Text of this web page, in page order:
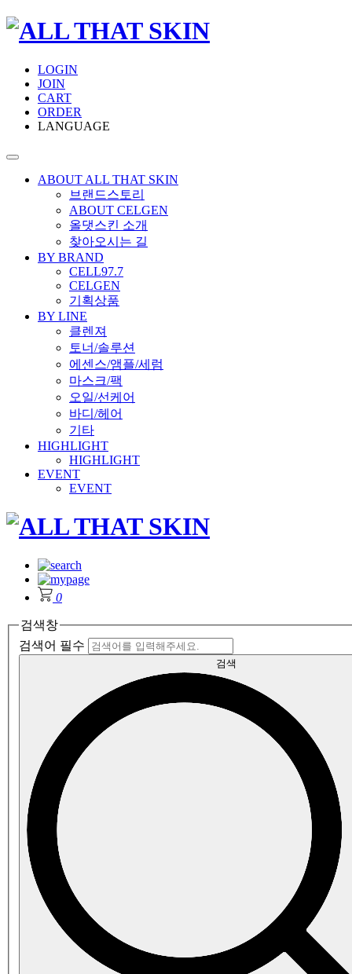
LOGIN
JOIN
CART
ORDER
LANGUAGE
ABOUT ALL THAT SKIN
브랜드스토리
ABOUT CELGEN
올댓스킨 소개
찾아오시는 길
BY BRAND
CELL97.7
CELGEN
기획상품
BY LINE
클렌져
토너/솔루션
에센스/앰플/세럼
마스크/팩
오일/선케어
바디/헤어
기타
HIGHLIGHT
HIGHLIGHT
EVENT
EVENT
0
검색창
검색어 필수
검색